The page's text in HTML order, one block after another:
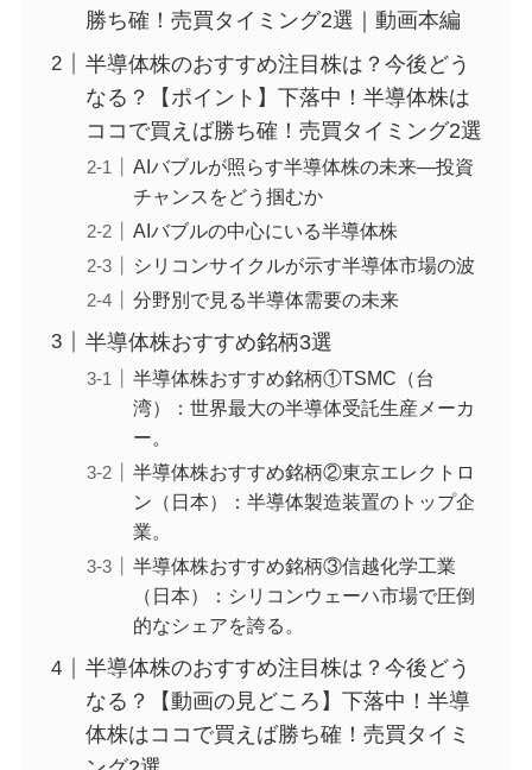
勝ち確！売買タイミング2選｜動画本編
半導体株のおすすめ注目株は？今後どう
なる？【ポイント】下落中！半導体株は
ココで買えば勝ち確！売買タイミング2選
AIバブルが照らす半導体株の未来—投資
チャンスをどう掴むか
AIバブルの中心にいる半導体株
シリコンサイクルが示す半導体市場の波
分野別で見る半導体需要の未来
半導体株おすすめ銘柄3選
半導体株おすすめ銘柄①TSMC（台
湾）：世界最大の半導体受託生産メーカ
ー。
半導体株おすすめ銘柄②東京エレクトロ
ン（日本）：半導体製造装置のトップ企
業。
半導体株おすすめ銘柄③信越化学工業
（日本）：シリコンウェーハ市場で圧倒
的なシェアを誇る。
半導体株のおすすめ注目株は？今後どう
なる？【動画の見どころ】下落中！半導
体株はココで買えば勝ち確！売買タイミ